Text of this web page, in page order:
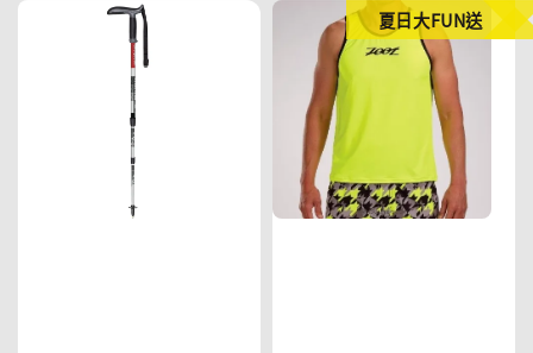
夏日大FUN送